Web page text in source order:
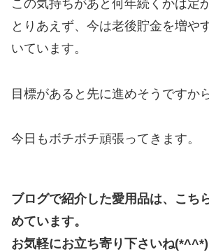
この気持ちがあと何年続くかは定
とりあえず、今は老後貯金を増や
いています。
目標があると先に進めそうですか
今日もボチボチ頑張ってきます。
ブログで紹介した愛用品は、こち
めています。
お気軽にお立ち寄り下さいね(*^^*)